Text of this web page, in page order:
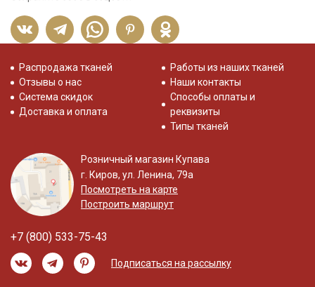
Распродажа тканей
Отзывы о нас
Система скидок
Доставка и оплата
Работы из наших тканей
Наши контакты
Способы оплаты и
реквизиты
Типы тканей
Розничный магазин Купава
г. Киров, ул. Ленина, 79а
Посмотреть на карте
Построить маршрут
+7 (800) 533-75-43
Подписаться на рассылку